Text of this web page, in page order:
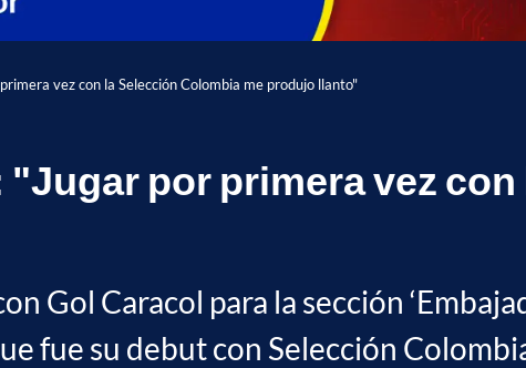
vez con la Selección Colombia me produjo llanto"
por primera vez
Gol Caracol para la sección
fue su debut con Selección